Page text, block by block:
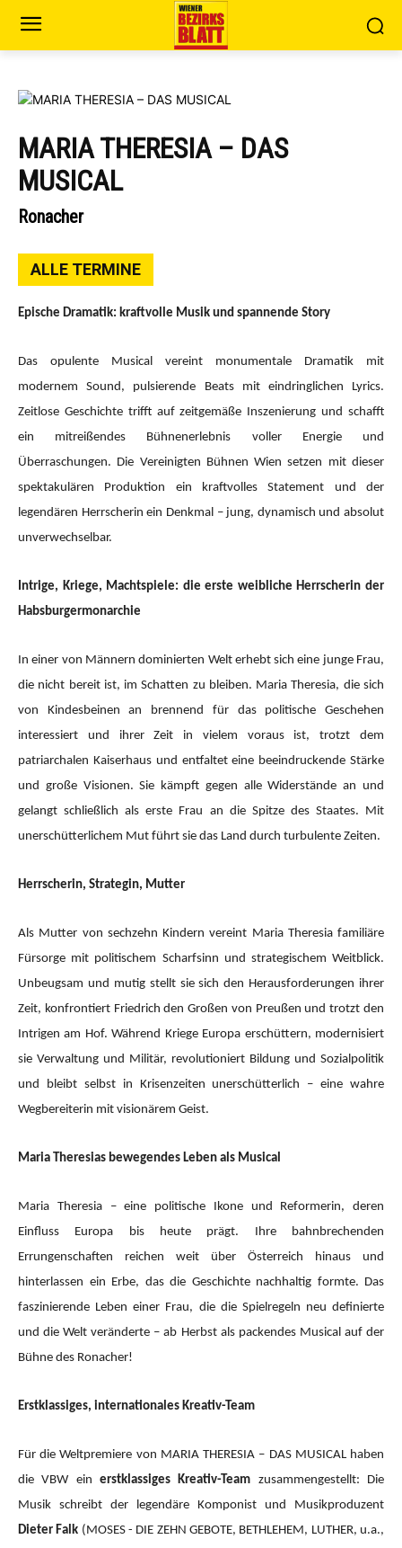
MARIA THERESIA – DAS
MUSICAL
Ronacher
ALLE TERMINE
Epische Dramatik: kraftvolle Musik und spannende Story
Das opulente Musical vereint monumentale Dramatik mit
modernem Sound, pulsierende Beats mit eindringlichen Lyrics.
Zeitlose Geschichte trifft auf zeitgemäße Inszenierung und schafft
ein mitreißendes Bühnenerlebnis voller Energie und
Überraschungen. Die Vereinigten Bühnen Wien setzen mit dieser
spektakulären Produktion ein kraftvolles Statement und der
legendären Herrscherin ein Denkmal – jung, dynamisch und absolut
unverwechselbar.
Intrige, Kriege, Machtspiele: die erste weibliche Herrscherin der
Habsburgermonarchie
In einer von Männern dominierten Welt erhebt sich eine junge Frau,
die nicht bereit ist, im Schatten zu bleiben. Maria Theresia, die sich
von Kindesbeinen an brennend für das politische Geschehen
interessiert und ihrer Zeit in vielem voraus ist, trotzt dem
patriarchalen Kaiserhaus und entfaltet eine beeindruckende Stärke
und große Visionen. Sie kämpft gegen alle Widerstände an und
gelangt schließlich als erste Frau an die Spitze des Staates. Mit
unerschütterlichem Mut führt sie das Land durch turbulente Zeiten.
Herrscherin, Strategin, Mutter
Als Mutter von sechzehn Kindern vereint Maria Theresia familiäre
Fürsorge mit politischem Scharfsinn und strategischem Weitblick.
Unbeugsam und mutig stellt sie sich den Herausforderungen ihrer
Zeit, konfrontiert Friedrich den Großen von Preußen und trotzt den
Intrigen am Hof. Während Kriege Europa erschüttern, modernisiert
sie Verwaltung und Militär, revolutioniert Bildung und Sozialpolitik
und bleibt selbst in Krisenzeiten unerschütterlich – eine wahre
Wegbereiterin mit visionärem Geist.
Maria Theresias bewegendes Leben als Musical
Maria Theresia – eine politische Ikone und Reformerin, deren
Einfluss Europa bis heute prägt. Ihre bahnbrechenden
Errungenschaften reichen weit über Österreich hinaus und
hinterlassen ein Erbe, das die Geschichte nachhaltig formte. Das
faszinierende Leben einer Frau, die die Spielregeln neu definierte
und die Welt veränderte – ab Herbst als packendes Musical auf der
Bühne des Ronacher!
Erstklassiges, internationales Kreativ-Team
Für die Weltpremiere von MARIA THERESIA – DAS MUSICAL haben
die VBW ein erstklassiges Kreativ-Team zusammengestellt: Die
Musik schreibt der legendäre Komponist und Musikproduzent
Dieter Falk (MOSES - DIE ZEHN GEBOTE, BETHLEHEM, LUTHER, u.a.,